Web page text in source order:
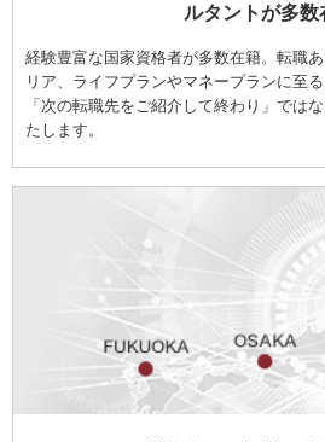
ルタントが多数
経験豊富な国家資格者が多数在籍。転職
リア、ライフプランやマネープランに至
「次の転職先をご紹介して終わり」では
たします。